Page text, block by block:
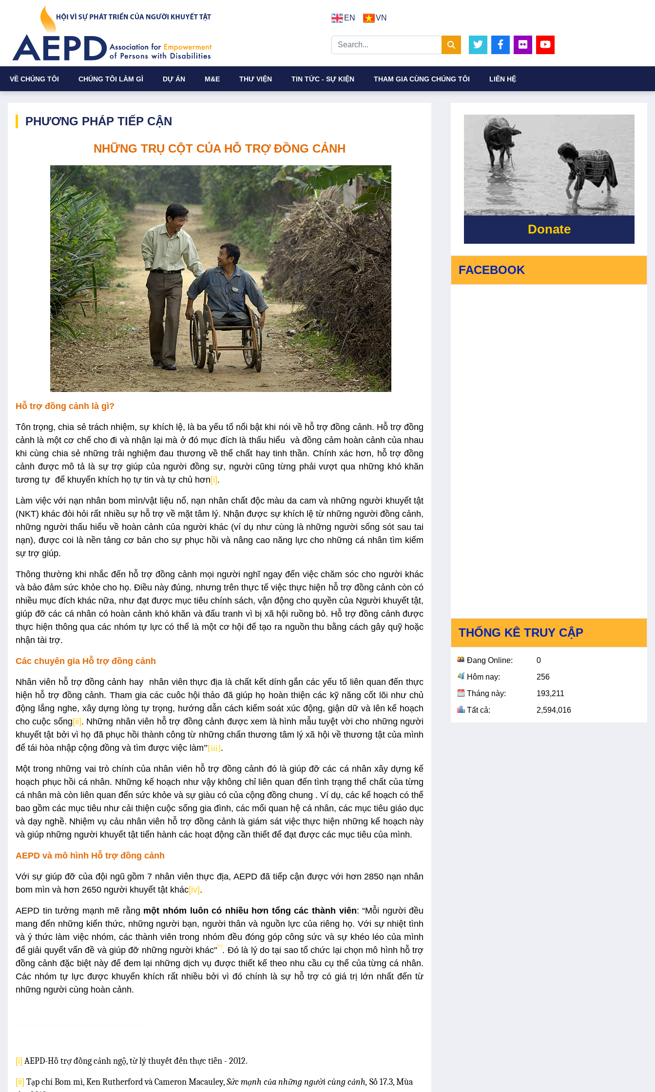
EN VN
VỀ CHÚNG TÔI CHÚNG TÔI LÀM GÌ DỰ ÁN M&E THƯ VIỆN TIN TỨC - SỰ KIỆN THAM GIA CÙNG CHÚNG TÔI LIÊN HỆ
PHƯƠNG PHÁP TIẾP CẬN
NHỮNG TRỤ CỘT CỦA HỖ TRỢ ĐỒNG CẢNH
Hỗ trợ đồng cảnh là gì?
Tôn trọng, chia sẻ trách nhiệm, sự khích lệ, là ba yếu tố nổi bật khi nói về hỗ trợ đồng cảnh. Hỗ trợ đồng
cảnh là một cơ chế cho đi và nhận lại mà ở đó mục đích là thấu hiểu và đồng cảm hoàn cảnh của nhau
khi cùng chia sẻ những trải nghiệm đau thương về thể chất hay tinh thần. Chính xác hơn, hỗ trợ đồng
cảnh được mô tả là sự trợ giúp của người đồng sự, người cũng từng phải vượt qua những khó khăn
tương tự để khuyến khích họ tự tin và tự chủ hơn[i].
Làm việc với nạn nhân bom mìn/vật liệu nổ, nạn nhân chất độc màu da cam và những người khuyết tật
(NKT) khác đòi hỏi rất nhiều sự hỗ trợ về mặt tâm lý. Nhận được sự khích lệ từ những người đồng cảnh,
những người thấu hiểu về hoàn cảnh của người khác (ví dụ như cùng là những người sống sót sau tai
nạn), được coi là nền tảng cơ bản cho sự phục hồi và nâng cao năng lực cho những cá nhân tìm kiếm
sự trợ giúp.
Thông thường khi nhắc đến hỗ trợ đồng cảnh mọi người nghĩ ngay đến việc chăm sóc cho người khác
và bảo đảm sức khỏe cho họ. Điều này đúng, nhưng trên thực tế việc thực hiện hỗ trợ đồng cảnh còn có
nhiều mục đích khác nữa, như đạt được mục tiêu chính sách, vận động cho quyền của Người khuyết tật,
giúp đỡ các cá nhân có hoàn cảnh khó khăn và đấu tranh vì bị xã hội ruồng bỏ. Hỗ trợ đồng cảnh được
thực hiện thông qua các nhóm tự lực có thể là một cơ hội để tạo ra nguồn thu bằng cách gây quỹ hoặc
nhận tài trợ.
Các chuyên gia Hỗ trợ đồng cảnh
Nhân viên hỗ trợ đồng cảnh hay nhân viên thực địa là chất kết dính gắn các yếu tố liên quan đến thực
hiện hỗ trợ đồng cảnh. Tham gia các cuôc hội thảo đã giúp họ hoàn thiện các kỹ năng cốt lõi như chủ
động lắng nghe, xây dựng lòng tự trọng, hướng dẫn cách kiểm soát xúc động, giận dữ và lên kế hoạch
cho cuộc sống[ii]. Những nhân viên hỗ trợ đồng cảnh được xem là hình mẫu tuyệt vời cho những người
khuyết tật bởi vì họ đã phục hồi thành công từ những chấn thương tâm lý xã hội về thương tật của mình
để tái hòa nhập cộng đồng và tìm được việc làm”[iii].
Một trong những vai trò chính của nhân viên hỗ trợ đồng cảnh đó là giúp đỡ các cá nhân xây dựng kế
hoạch phục hồi cá nhân. Những kế hoạch như vậy không chỉ liên quan đến tình trạng thể chất của từng
cá nhân mà còn liên quan đến sức khỏe và sự giàu có của cộng đồng chung . Ví dụ, các kế hoạch có thể
bao gồm các mục tiêu như cải thiện cuộc sống gia đình, các mối quan hệ cá nhân, các mục tiêu giáo dục
và dạy nghề. Nhiệm vụ cảu nhân viên hỗ trợ đồng cảnh là giám sát việc thực hiện những kế hoạch này
và giúp những người khuyết tật tiến hành các hoạt động cần thiết để đạt được các mục tiêu của mình.
AEPD và mô hình Hỗ trợ đồng cảnh
Với sự giúp đỡ của đội ngũ gồm 7 nhân viên thực địa, AEPD đã tiếp cận được với hơn 2850 nạn nhân
bom mìn và hơn 2650 người khuyết tật khác[iv].
AEPD tin tưởng mạnh mẽ rằng một nhóm luôn có nhiều hơn tổng các thành viên: “Mỗi người đều
mang đến những kiến thức, những người bạn, người thân và nguồn lực của riêng họ. Với sự nhiệt tình
và ý thức làm việc nhóm, các thành viên trong nhóm đều đóng góp công sức và sự khéo léo của mình
để giải quyết vấn đề và giúp đỡ những người khác"[v]. Đó là lý do tại sao tổ chức lại chọn mô hình hỗ trợ
đồng cảnh đặc biệt này để đem lại những dịch vụ được thiết kế theo nhu cầu cụ thể của từng cá nhân.
Các nhóm tự lực được khuyến khích rất nhiều bởi vì đó chính là sự hỗ trợ có giá trị lớn nhất đến từ
những người cùng hoàn cảnh.
[i] AEPD-Hỗ trợ đồng cảnh ngộ, từ lý thuyết đến thực tiễn - 2012.
[ii] Tạp chí Bom mì, Ken Rutherford và Cameron Macauley,Sức mạnh của những người cùng cảnh, Số 17.3, Mùa
Donate
FACEBOOK
THỐNG KÊ TRUY CẬP
Đang Online:
0
Hôm nay:
256
Tháng này:
193,211
Tất cả:
2,594,016